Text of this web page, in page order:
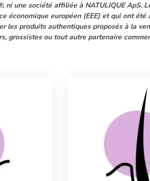
une société affiliée à NATULIQUE ApS.
économique européen (EEE) et qui ont
produits authentiques proposés à la
grossistes ou tout autre partenaire